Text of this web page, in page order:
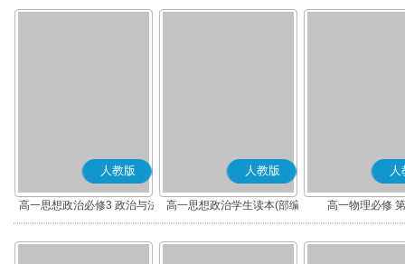
人教版
高一思想政治必修3 政治与法
治(部编版)
人教版
高一思想政治学生读本(部编
版)
人
高一物理必修